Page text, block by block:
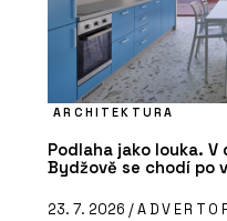
ARCHITEKTURA
Podlaha jako louka. V
Bydžově se chodí po
23. 7. 2026 /